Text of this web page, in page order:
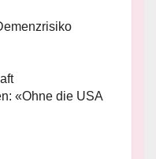
«Ohne die USA